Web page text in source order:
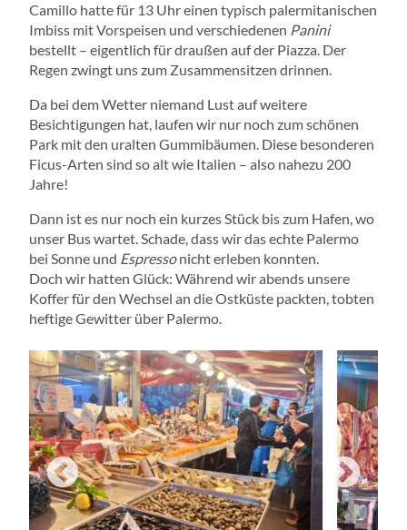
Camillo hatte für 13 Uhr einen typisch palermitanischen
Imbiss mit Vorspeisen und verschiedenen Panini
bestellt – eigentlich für draußen auf der Piazza. Der
Regen zwingt uns zum Zusammensitzen drinnen.
Da bei dem Wetter niemand Lust auf weitere
Besichtigungen hat, laufen wir nur noch zum schönen
Park mit den uralten Gummibäumen. Diese besonderen
Ficus-Arten sind so alt wie Italien – also nahezu 200
Jahre!
Dann ist es nur noch ein kurzes Stück bis zum Hafen, wo
unser Bus wartet. Schade, dass wir das echte Palermo
bei Sonne und Espressonicht erleben konnten.
Doch wir hatten Glück: Während wir abends unsere
Koffer für den Wechsel an die Ostküste packten, tobten
heftige Gewitter über Palermo.